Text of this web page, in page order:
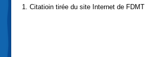
1. Citatioin tirée du site Internet de FDMT